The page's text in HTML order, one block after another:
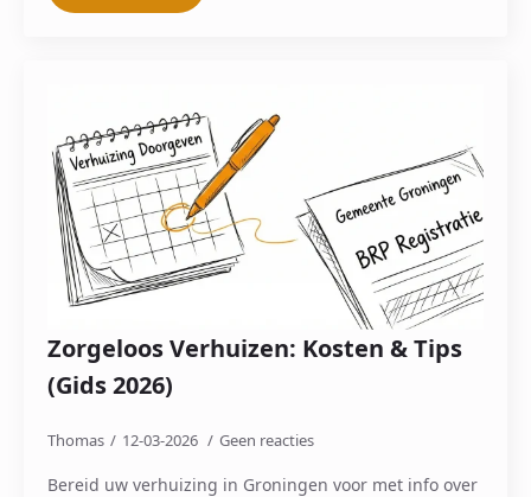
Zorgeloos Verhuizen: Kosten & Tips
(Gids 2026)
Thomas 12-03-2026 Geen reacties
Bereid uw verhuizing in Groningen voor met info over